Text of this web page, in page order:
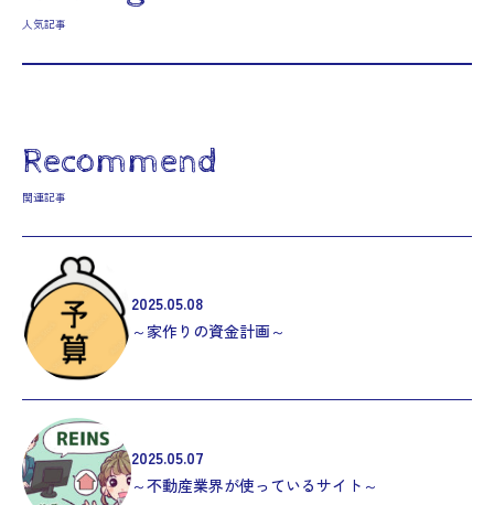
人気記事
Recommend
関連記事
2025.05.08
～家作りの資金計画～
2025.05.07
～不動産業界が使っているサイト～